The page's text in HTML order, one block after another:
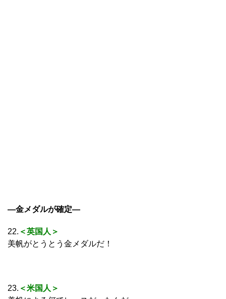
―金メダルが確定―
22. ＜英国人＞
美帆がとうとう金メダルだ！
23. ＜米国人＞